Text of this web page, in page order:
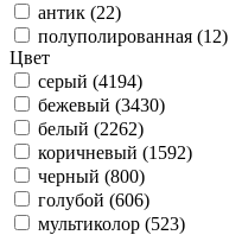
антик (22)
полуполированная (12)
Цвет
серый (4194)
бежевый (3430)
белый (2262)
коричневый (1592)
черный (800)
голубой (606)
мультиколор (523)